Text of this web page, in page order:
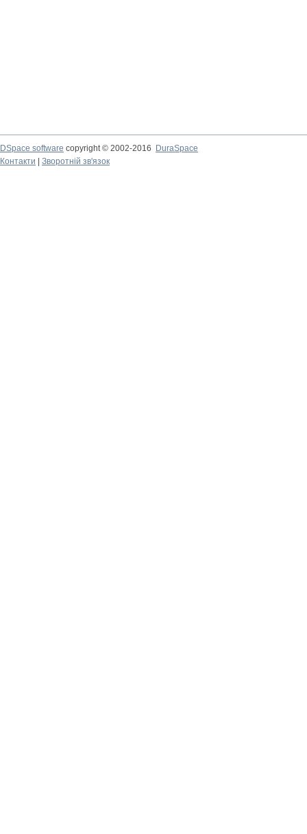
DSpace software copyright © 2002-2016
DuraSpace
Контакти
Зворотній зв'язок